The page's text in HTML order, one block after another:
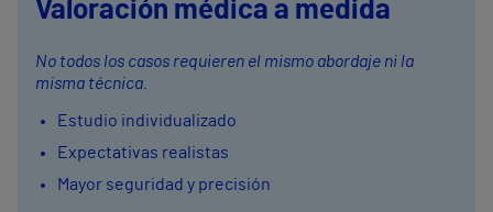
Valoración médica a medida
No todos los casos requieren el mismo abordaje ni la
misma técnica.
Estudio individualizado
Expectativas realistas
Mayor seguridad y precisión